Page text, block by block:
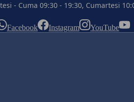
- Cuma 09:30 - 19:30, Cumartesi
Facebook Instagram YouTube